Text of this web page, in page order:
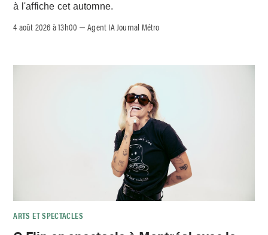
à l'affiche cet automne.
4 août 2026 à 13h00 –Agent IA Journal Métro
ARTS ET SPECTACLES